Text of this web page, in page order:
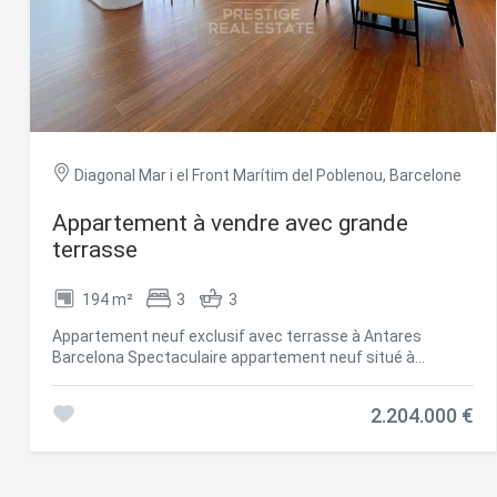
d'informations sur la disponibilité et les prix, n'hésitez pas
à nous contacter. #ref:CBES1756AG (2)
Diagonal Mar i el Front Marítim del Poblenou, Barcelone
Appartement à vendre avec grande
terrasse
194 m² 3 3
Appartement neuf exclusif avec terrasse à Antares
Barcelona Spectaculaire appartement neuf situé à
architecte Odile Decq. La propriété offre **180 m²
2.204.000 €